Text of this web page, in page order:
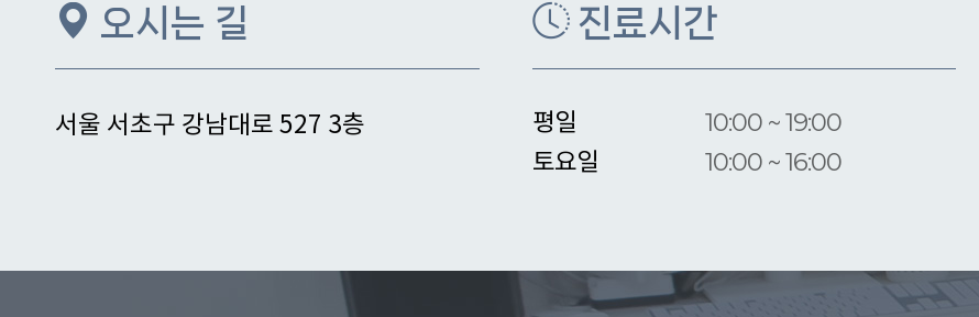
내 얼굴에 대한물음표 [?]
마침표를 찍다.[.]
오시는 길
서울 서초구 강남대로 527 3층
진료시간
평일
토요일
10:00 ~ 19:00
10:00 ~ 16:00